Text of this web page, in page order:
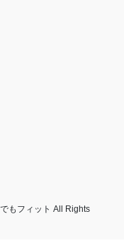
もフィット All Rights